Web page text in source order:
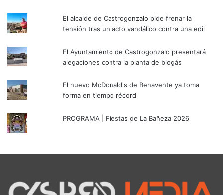
El alcalde de Castrogonzalo pide frenar la
tensión tras un acto vandálico contra una edil
El Ayuntamiento de Castrogonzalo presentará
alegaciones contra la planta de biogás
El nuevo McDonald's de Benavente ya toma
forma en tiempo récord
PROGRAMA | Fiestas de La Bañeza 2026